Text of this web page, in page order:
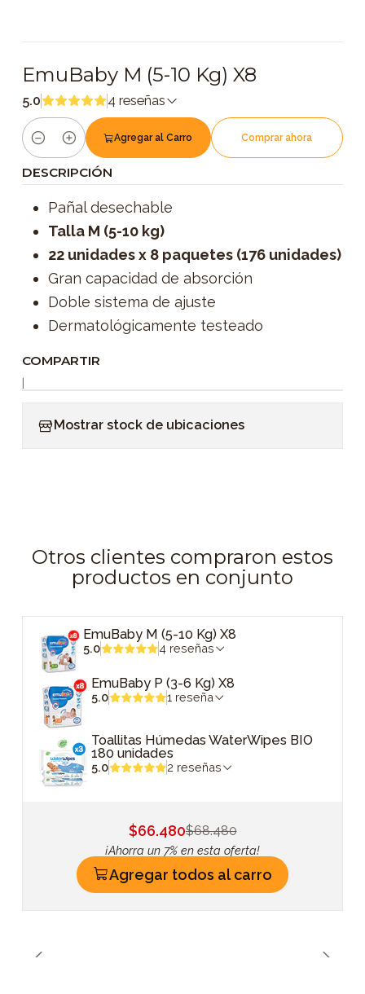
EmuBaby M (5-10 Kg) X8
5.0 4 reseñas
Cantidad
Agregar al Carro Comprar ahora
DESCRIPCIÓN
Pañal desechable
Talla M (5-10 kg)
22 unidades x 8 paquetes (176 unidades)
Gran capacidad de absorción
Doble sistema de ajuste
Dermatológicamente testeado
COMPARTIR
|
Mostrar stock de ubicaciones
Otros clientes compraron estos
productos en conjunto
EmuBaby M (5-10 Kg) X8
5.0 4 reseñas
EmuBaby P (3-6 Kg) X8
5.0 1 reseña
Toallitas Húmedas WaterWipes BIO
180 unidades
5.0 2 reseñas
$66.480$68.480
¡Ahorra un 7% en esta oferta!
Agregar todos al carro